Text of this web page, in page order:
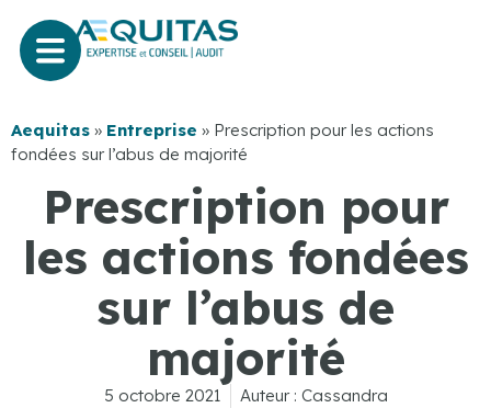
Aequitas » Entreprise » Prescription pour les actions
fondées sur l’abus de majorité
Prescription pour
les actions fondées
sur l’abus de
majorité
5 octobre 2021 Auteur : Cassandra